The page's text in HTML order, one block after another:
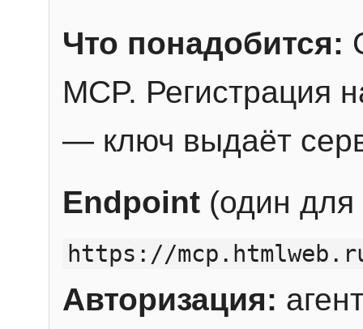
Что понадобится:
MCP. Регистрация
— ключ выдаёт
Endpoint (один для
https://
Авторизация: